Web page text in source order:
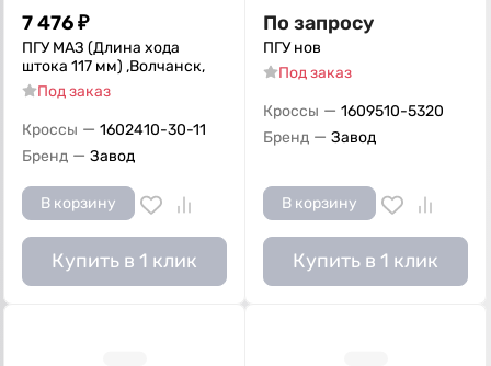
7 476₽
ПГУ МАЗ (Длина хода
штока 117 мм) ,Волчанск,
Под заказ
Кроссы — 1602410-30-11
Бренд — Завод
В корзину
Купить в 1 клик
По запросу
ПГУ нов
Под заказ
Кроссы — 1609510-5320
Бренд — Завод
В корзину
Купить в 1 клик